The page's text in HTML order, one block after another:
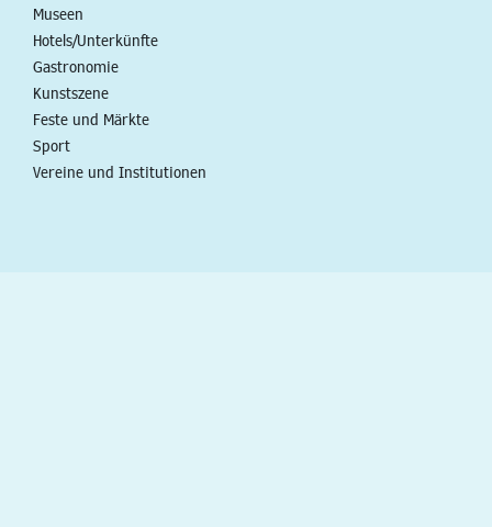
Museen
Hotels/Unterkünfte
Gastronomie
Kunstszene
Feste und Märkte
Sport
Vereine und Institutionen